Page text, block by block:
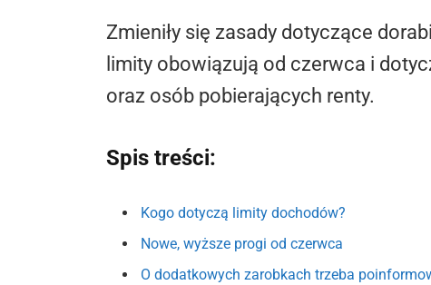
Zmieniły się zasady dotyczące
limity obowiązują od czerwca i
oraz osób pobierających renty.
Spis treści:
Kogo dotyczą limity dochodów?
Nowe, wyższe progi od czerwca
O dodatkowych zarobkach trzeba